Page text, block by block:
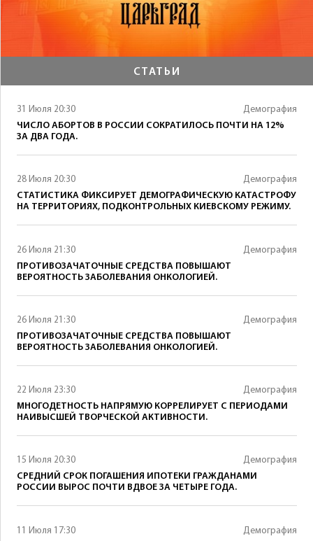
СТАТЬИ
31 Июля 20:30
Демография
ЧИСЛО АБОРТОВ В РОССИИ СОКРАТИЛОСЬ ПОЧТИ НА 12%
ЗА ДВА ГОДА.
28 Июля 20:30
Демография
СТАТИСТИКА ФИКСИРУЕТ ДЕМОГРАФИЧЕСКУЮ КАТАСТРОФУ
НА ТЕРРИТОРИЯХ, ПОДКОНТРОЛЬНЫХ КИЕВСКОМУ РЕЖИМУ.
26 Июля 21:30
Демография
ПРОТИВОЗАЧАТОЧНЫЕ СРЕДСТВА ПОВЫШАЮТ
ВЕРОЯТНОСТЬ ЗАБОЛЕВАНИЯ ОНКОЛОГИЕЙ.
26 Июля 21:30
Демография
ПРОТИВОЗАЧАТОЧНЫЕ СРЕДСТВА ПОВЫШАЮТ
ВЕРОЯТНОСТЬ ЗАБОЛЕВАНИЯ ОНКОЛОГИЕЙ.
22 Июля 23:30
Демография
МНОГОДЕТНОСТЬ НАПРЯМУЮ КОРРЕЛИРУЕТ С ПЕРИОДАМИ
НАИВЫСШЕЙ ТВОРЧЕСКОЙ АКТИВНОСТИ.
15 Июля 20:30
Демография
СРЕДНИЙ СРОК ПОГАШЕНИЯ ИПОТЕКИ ГРАЖДАНАМИ
РОССИИ ВЫРОС ПОЧТИ ВДВОЕ ЗА ЧЕТЫРЕ ГОДА.
11 Июля 17:30
Демография